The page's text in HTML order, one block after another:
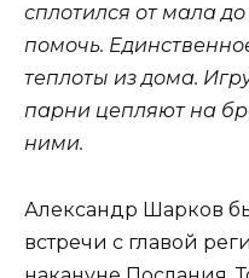
сплотился от мала
помочь.
теплоты из дома.
парни цепляют на
ними.
Александр Шарков
встречи с главой